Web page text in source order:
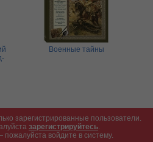
Военные тайны
зарегистрированные пользователи.
зарегистрируйтесь.
войдите в систему.